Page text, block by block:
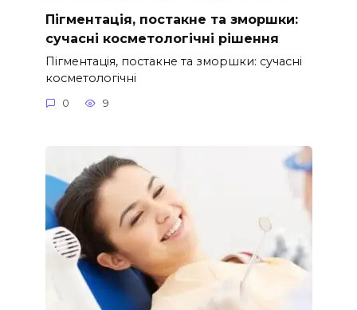
Пігментація, постакне та зморшки:
сучасні косметологічні рішення
Пігментація, постакне та зморшки: сучасні
косметологічні
0 9